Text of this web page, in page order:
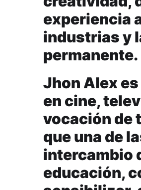
experiencia
industrias y
permanente.
Jhon Alex
en cine,
vocación de
que una de
intercambio
educación,